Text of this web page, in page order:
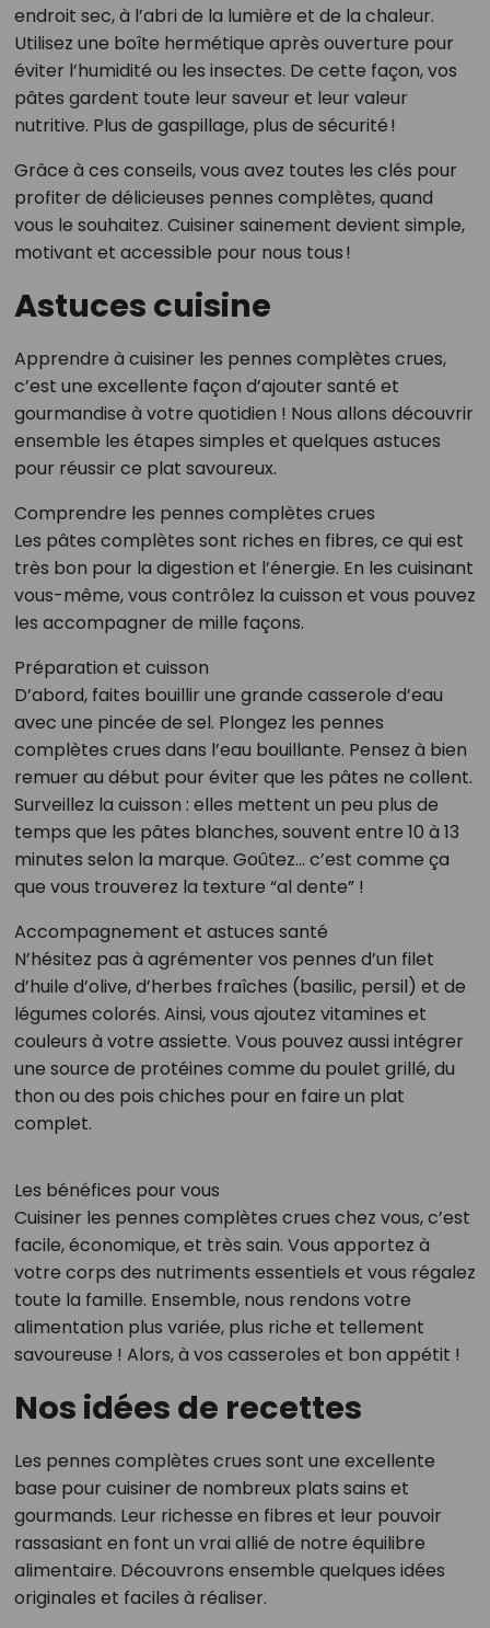
endroit sec, à l’abri de la lumière et de la chaleur.
Utilisez une boîte hermétique après ouverture pour
éviter l’humidité ou les insectes. De cette façon, vos
pâtes gardent toute leur saveur et leur valeur
nutritive. Plus de gaspillage, plus de sécurité !
Grâce à ces conseils, vous avez toutes les clés pour
profiter de délicieuses pennes complètes, quand
vous le souhaitez. Cuisiner sainement devient simple,
motivant et accessible pour nous tous !
Astuces cuisine
Apprendre à cuisiner les pennes complètes crues,
c’est une excellente façon d’ajouter santé et
gourmandise à votre quotidien ! Nous allons découvrir
ensemble les étapes simples et quelques astuces
pour réussir ce plat savoureux.
Comprendre les pennes complètes crues
Les pâtes complètes sont riches en fibres, ce qui est
très bon pour la digestion et l’énergie. En les cuisinant
vous-même, vous contrôlez la cuisson et vous pouvez
les accompagner de mille façons.
Préparation et cuisson
D’abord, faites bouillir une grande casserole d’eau
avec une pincée de sel. Plongez les pennes
complètes crues dans l’eau bouillante. Pensez à bien
remuer au début pour éviter que les pâtes ne collent.
Surveillez la cuisson : elles mettent un peu plus de
temps que les pâtes blanches, souvent entre 10 à 13
minutes selon la marque. Goûtez… c’est comme ça
que vous trouverez la texture “al dente” !
Accompagnement et astuces santé
N’hésitez pas à agrémenter vos pennes d’un filet
d’huile d’olive, d’herbes fraîches (basilic, persil) et de
légumes colorés. Ainsi, vous ajoutez vitamines et
couleurs à votre assiette. Vous pouvez aussi intégrer
une source de protéines comme du poulet grillé, du
thon ou des pois chiches pour en faire un plat
complet.
Les bénéfices pour vous
Cuisiner les pennes complètes crues chez vous, c’est
facile, économique, et très sain. Vous apportez à
votre corps des nutriments essentiels et vous régalez
toute la famille. Ensemble, nous rendons votre
alimentation plus variée, plus riche et tellement
savoureuse ! Alors, à vos casseroles et bon appétit !
Nos idées de recettes
Les pennes complètes crues sont une excellente
base pour cuisiner de nombreux plats sains et
gourmands. Leur richesse en fibres et leur pouvoir
rassasiant en font un vrai allié de notre équilibre
alimentaire. Découvrons ensemble quelques idées
originales et faciles à réaliser.